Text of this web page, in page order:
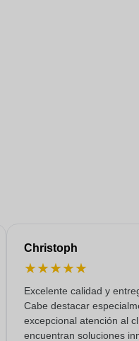
Christoph
★★★★★
Excelente calidad y
Cabe destacar
excepcional atención al
encuentran soluciones